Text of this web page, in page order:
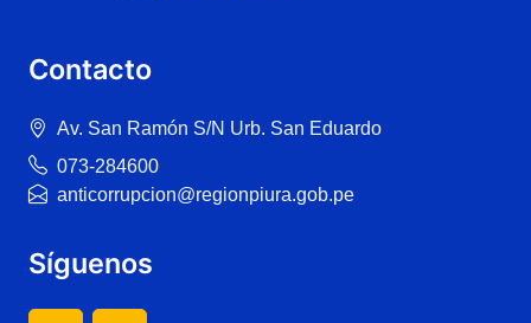
Contacto
Av. San Ramón S/N Urb. San Eduardo
073-284600
anticorrupcion@regionpiura.gob.pe
Síguenos